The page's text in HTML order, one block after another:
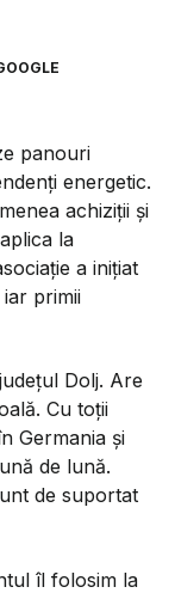
panouri
energetic.
achiziții și
la
a inițiat
primii
Dolj. Are
Cu toții
Germania și
de lună.
de suportat
îl folosim la